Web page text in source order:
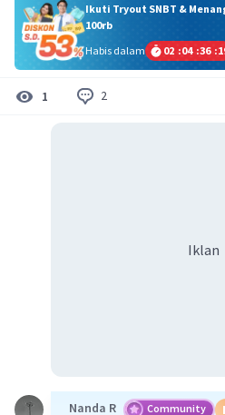
Ikuti Tryout SNBT &
100rb
Habis dalam
02 :04 :36 :
1 2
Iklan
Nanda R Community